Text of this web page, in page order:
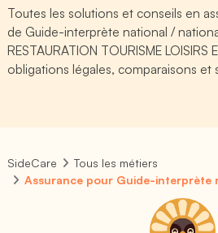
Toutes les solutions et conseils en
de Guide-interprète national /
RESTAURATION TOURISME LOISIRS
obligations légales, comparaisons et
SideCare
Tous les métiers
Assurance pour Guide-interprète